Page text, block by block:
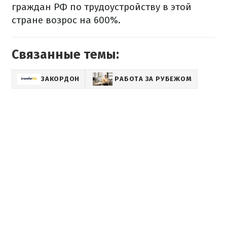
граждан РФ по трудоустройству в этой
стране возрос на 600%.
Связанные темы:
ЗАКОРДОН РАБОТА ЗА РУБЕЖОМ